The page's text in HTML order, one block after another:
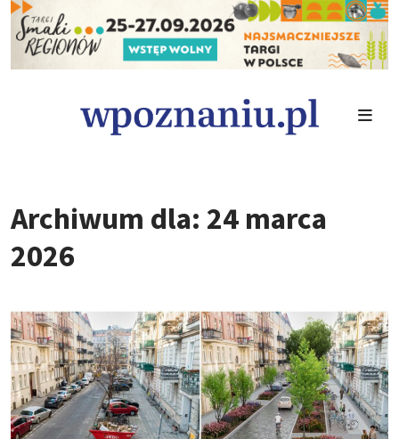
Archiwum dla: 24 marca
2026